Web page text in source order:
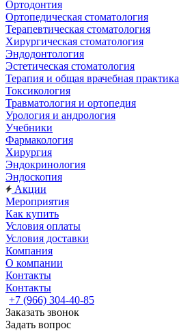
Ортодонтия
Ортопедическая стоматология
Терапевтическая стоматология
Хирургическая стоматология
Эндодонтология
Эстетическая стоматология
Терапия и общая врачебная практика
Токсикология
Травматология и ортопедия
Урология и андрология
Учебники
Фармакология
Хирургия
Эндокринология
Эндоскопия
Акции
Мероприятия
Как купить
Условия оплаты
Условия доставки
Компания
О компании
Контакты
Контакты
+7 (966) 304-40-85
Заказать звонок
Задать вопрос